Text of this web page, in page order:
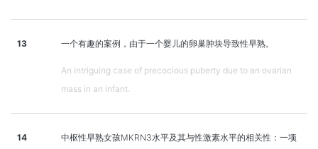
13 一个有趣的案例，由于一个婴儿的卵巢肿块导致性早熟。
An intriguing case of precocious puberty due to an ovarian
mass in an infant.
14
中枢性早熟女孩MKRN3水平及其与性激素水平的相关性：一项